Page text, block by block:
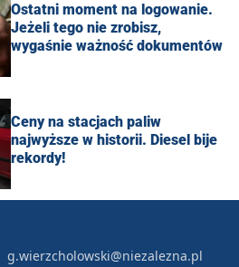
Ostatni moment na logowanie.
Jeżeli tego nie zrobisz,
wygaśnie ważność dokumentów
Ceny na stacjach paliw
najwyższe w historii. Diesel bije
rekordy!
g.wierzcholowski@niezalezna.pl